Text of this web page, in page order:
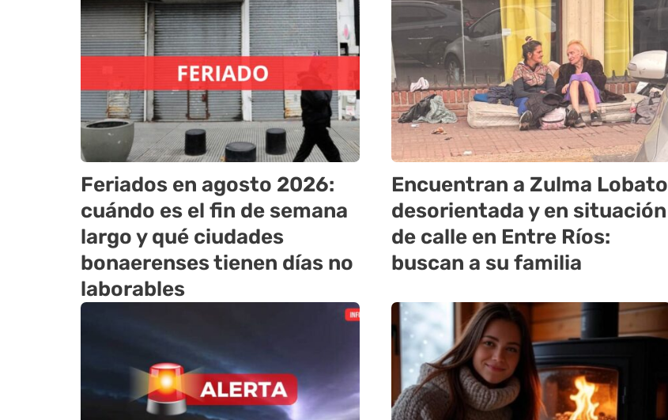
Feriados en agosto 2026:
cuándo es el fin de semana
largo y qué ciudades
bonaerenses tienen días no
laborables
Encuentran a Zulma Lobato
desorientada y en situación
de calle en Entre Ríos:
buscan a su familia